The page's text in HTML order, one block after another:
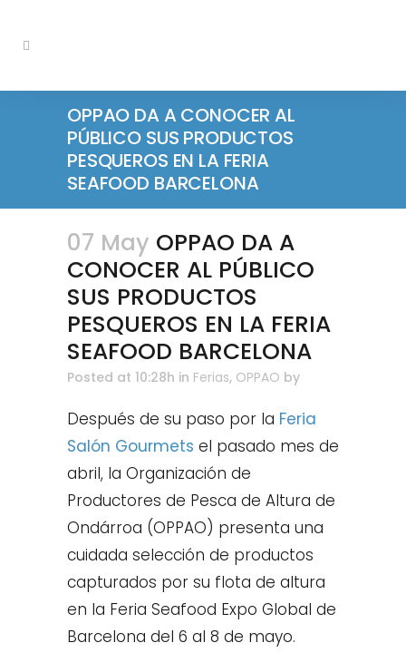
OPPAO DA A CONOCER AL
PÚBLICO SUS PRODUCTOS
PESQUEROS EN LA FERIA
SEAFOOD BARCELONA
07 May OPPAO DA A
CONOCER AL PÚBLICO
SUS PRODUCTOS
PESQUEROS EN LA FERIA
SEAFOOD BARCELONA
Posted at 10:28h in Ferias, OPPAO by
Después de su paso por la Feria
Salón Gourmets el pasado mes de
abril, la Organización de
Productores de Pesca de Altura de
Ondárroa (OPPAO) presenta una
cuidada selección de productos
capturados por su flota de altura
en la Feria Seafood Expo Global de
Barcelona del 6 al 8 de mayo.